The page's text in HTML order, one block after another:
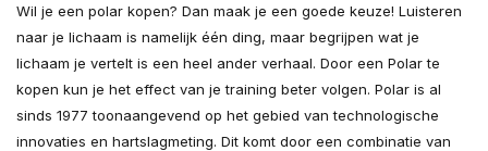
Wil je een polar kopen? Dan maak je een goede keuze! Luisteren
naar je lichaam is namelijk één ding, maar begrijpen wat je
lichaam je vertelt is een heel ander verhaal. Door een Polar te
kopen kun je het effect van je training beter volgen. Polar is al
sinds 1977 toonaangevend op het gebied van technologische
innovaties en hartslagmeting. Dit komt door een combinatie van